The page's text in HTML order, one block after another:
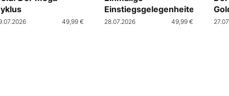
49,99 €
Einstiegsgelegenheiten
28.07.2026 49,99 €